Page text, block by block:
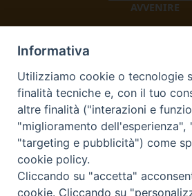
AVVENIRE
TV 2000
Informativa
Utilizziamo cookie o tecnologie
finalità tecniche e, con il tuo
altre finalità ("interazioni e
"miglioramento dell'esperienza",
"targeting e pubblicità") come
cookie policy.
Cliccando su "accetta"
cookie. Cliccando su